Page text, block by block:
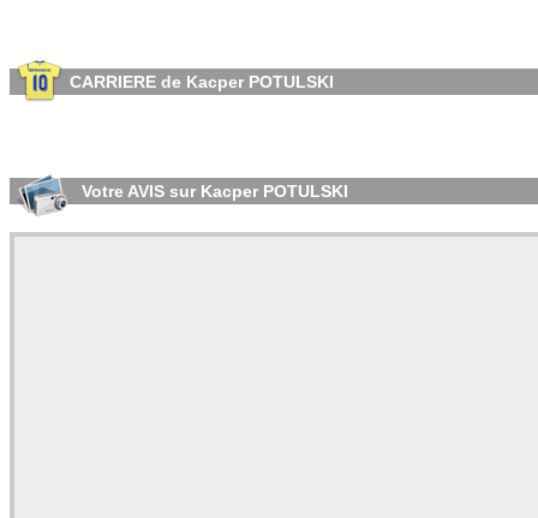
CARRIERE de Kacper POTULSKI
Votre AVIS sur Kacper POTULSKI